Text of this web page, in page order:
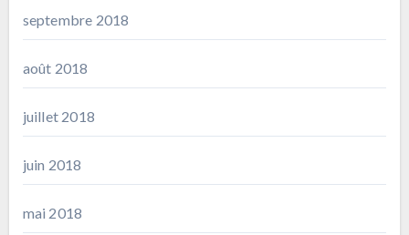
septembre 2018
août 2018
juillet 2018
juin 2018
mai 2018